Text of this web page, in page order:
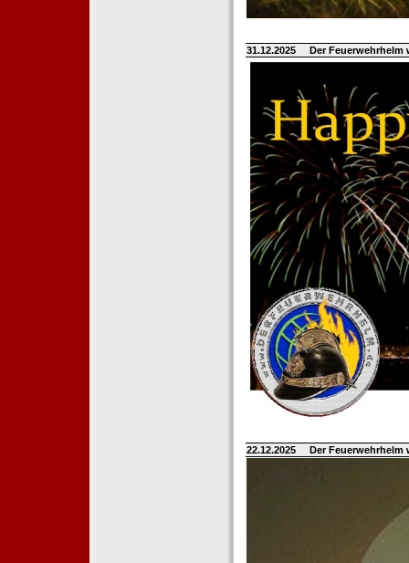
31.12.2025 Der
22.12.2025 Der